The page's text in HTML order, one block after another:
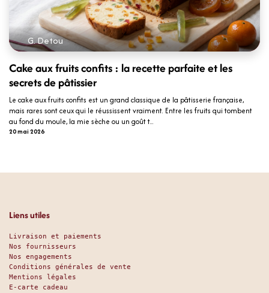
G. Detou
Cake aux fruits confits : la recette parfaite et les
secrets de pâtissier
Le cake aux fruits confits est un grand classique de la pâtisserie française,
mais rares sont ceux qui le réussissent vraiment. Entre les fruits qui tombent
au fond du moule, la mie sèche ou un goût t...
20 mai 2026
Liens utiles
Livraison et paiements
Nos fournisseurs
Nos engagements
Conditions générales de vente
Mentions légales
E-carte cadeau